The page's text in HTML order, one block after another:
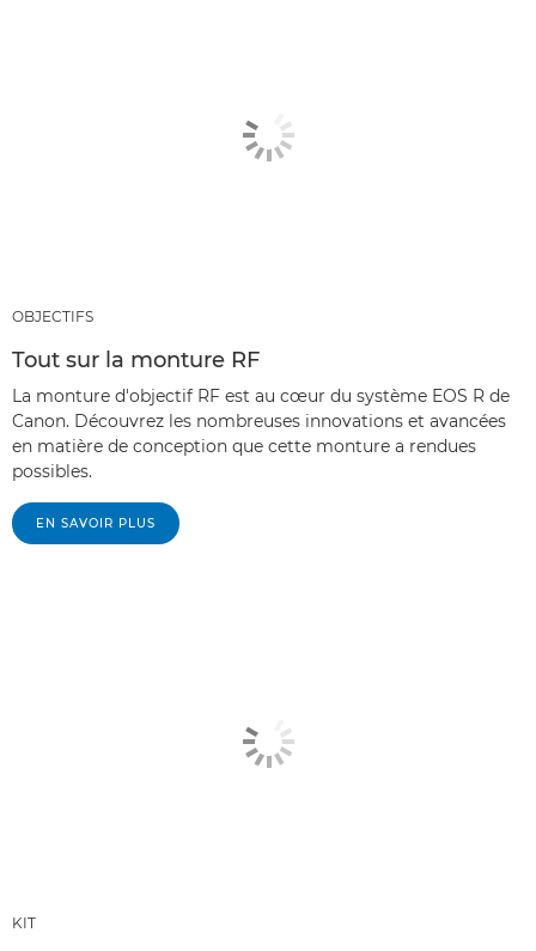
OBJECTIFS
Tout sur la monture RF
La monture d'objectif RF est au cœur du système EOS R de
Canon. Découvrez les nombreuses innovations et avancées
en matière de conception que cette monture a rendues
possibles.
EN SAVOIR PLUS
KIT